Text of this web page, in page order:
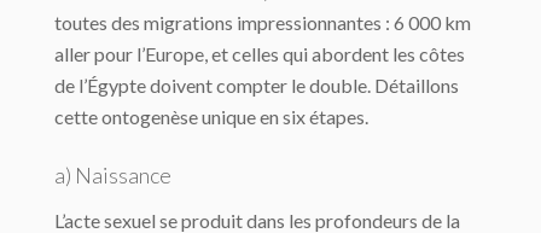
toutes des migrations impressionnantes : 6 000 km
aller pour l’Europe, et celles qui abordent les côtes
de l’Égypte doivent compter le double. Détaillons
cette ontogenèse unique en six étapes.
a) Naissance
L’acte sexuel se produit dans les profondeurs de la